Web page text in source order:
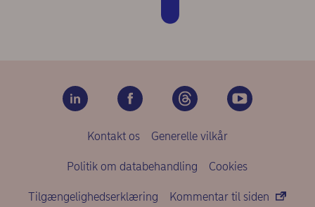
Kontakt os Generelle vilkår
Politik om databehandling Cookies
Tilgængelighedserklæring Kommentar til siden